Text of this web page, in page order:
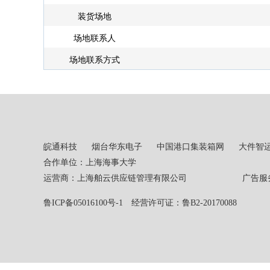
装货场地
场地联系人
场地联系方式
皖通科技 烟台华东电子 中国港口集装箱网
大件智
合作单位：上海海事大学
运营商：上海舶云供应链管理有限公司 广告服务热
鲁ICP备05016100号-1 经营许可证：鲁B2-20170088